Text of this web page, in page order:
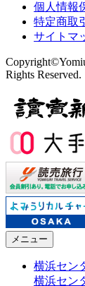
個人情報
特定商取
サイトマ
Rights Reserved.
メニュー
横浜セン
横浜セン